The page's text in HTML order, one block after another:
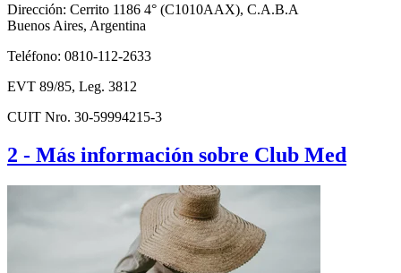
Dirección: Cerrito 1186 4° (C1010AAX), C.A.B.A
Buenos Aires, Argentina
Teléfono: 0810-112-2633
EVT 89/85, Leg. 3812
CUIT Nro. 30-59994215-3
2 - Más información sobre Club Med